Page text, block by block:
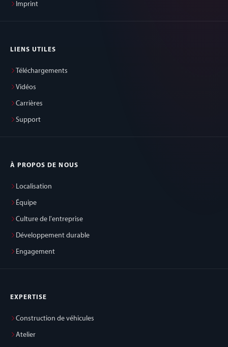
Imprint
LIENS UTILES
Téléchargements
Vidéos
Carrières
Support
À PROPOS DE NOUS
Localisation
Équipe
Culture de l'entreprise
Développement durable
Engagement
EXPERTISE
Construction de véhicules
Atelier